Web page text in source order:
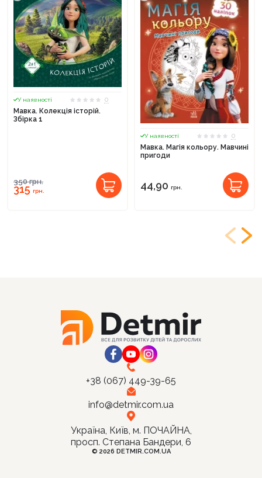
У наявності
0
Мавка. Колекція історій.
Збірка 1
350грн.
315грн.
У наявності
0
Мавка. Магія кольору. Мавчині
пригоди
44,90 грн.
+38 (067) 449-39-65
info@detmir.com.ua
Україна, Київ, м. ПОЧАЙНА,
просп. Степана Бандери, 6
© 2026 DETMIR.COM.UA